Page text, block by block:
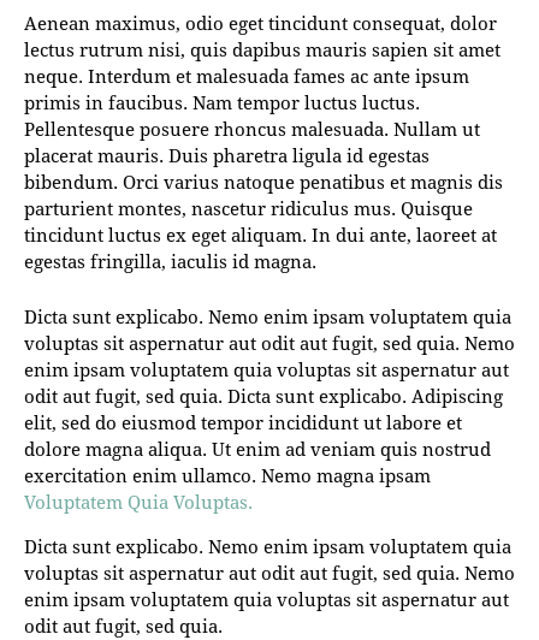
Aenean maximus, odio eget tincidunt consequat, dolor
lectus rutrum nisi, quis dapibus mauris sapien sit amet
neque. Interdum et malesuada fames ac ante ipsum
primis in faucibus. Nam tempor luctus luctus.
Pellentesque posuere rhoncus malesuada. Nullam ut
placerat mauris. Duis pharetra ligula id egestas
bibendum. Orci varius natoque penatibus et magnis dis
parturient montes, nascetur ridiculus mus. Quisque
tincidunt luctus ex eget aliquam. In dui ante, laoreet at
egestas fringilla, iaculis id magna.
Dicta sunt explicabo. Nemo enim ipsam voluptatem quia
voluptas sit aspernatur aut odit aut fugit, sed quia. Nemo
enim ipsam voluptatem quia voluptas sit aspernatur aut
odit aut fugit, sed quia. Dicta sunt explicabo. Adipiscing
elit, sed do eiusmod tempor incididunt ut labore et
dolore magna aliqua. Ut enim ad veniam quis nostrud
exercitation enim ullamco. Nemo magna ipsam
Voluptatem Quia Voluptas.
Dicta sunt explicabo. Nemo enim ipsam voluptatem quia
voluptas sit aspernatur aut odit aut fugit, sed quia. Nemo
enim ipsam voluptatem quia voluptas sit aspernatur aut
odit aut fugit, sed quia.